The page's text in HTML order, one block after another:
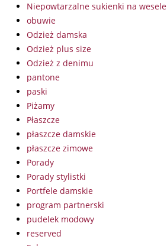
Niepowtarzalne sukienki na wesele
obuwie
Odzież damska
Odzież plus size
Odzież z denimu
pantone
paski
Piżamy
Płaszcze
płaszcze damskie
płaszcze zimowe
Porady
Porady stylistki
Portfele damskie
program partnerski
pudelek modowy
reserved